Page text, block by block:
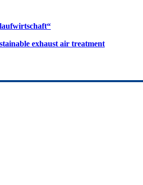
exhaust air treatment